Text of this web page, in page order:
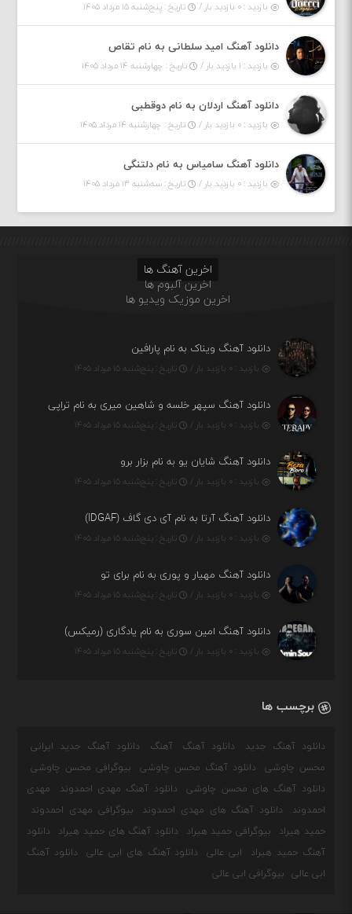
بازدید : ۰ بازدید بار / تاریخ : پنج‌شنبه ۱۵ مرداد ۱۴۰۵
دانلود آهنگ امید سلطانی به نام تقاص
بازدید : ۱ بازدید بار / تاریخ : چهارشنبه ۱۴ مرداد ۱۴۰۵
دانلود آهنگ اردلان به نام دوقطبی
بازدید : ۰ بازدید بار / تاریخ : چهارشنبه ۱۴ مرداد ۱۴۰۵
دانلود آهنگ سامیاس به نام دلتنگی
بازدید : ۰ بازدید بار / تاریخ : سه‌شنبه ۱۳ مرداد ۱۴۰۵
اخرین آهنگ ها
اخرین آلبوم ها
اخرین موزیک ویدیو ها
دانلود آهنگ ویناک به نام پارافین
بازدید : ۰ بازدید بار / تاریخ : پنج‌شنبه ۱۵ مرداد ۱۴۰۵
دانلود آهنگ سپهر خلسه و شاهین میری به نام تراپی
بازدید : ۰ بازدید بار / تاریخ : پنج‌شنبه ۱۵ مرداد ۱۴۰۵
دانلود آهنگ شایان یو به نام بزار برو
بازدید : ۰ بازدید بار / تاریخ : پنج‌شنبه ۱۵ مرداد ۱۴۰۵
دانلود آهنگ آرتا به نام آی دی گاف (IDGAF)
بازدید : ۰ بازدید بار / تاریخ : پنج‌شنبه ۱۵ مرداد ۱۴۰۵
دانلود آهنگ مهیار و پوری به نام برای تو
بازدید : ۰ بازدید بار / تاریخ : پنج‌شنبه ۱۵ مرداد ۱۴۰۵
دانلود آهنگ امین سوری به نام یادگاری (رمیکس)
بازدید : ۰ بازدید بار / تاریخ : پنج‌شنبه ۱۵ مرداد ۱۴۰۵
برچسب ها
دانلود آهنگ جدید دانلود آهنگ آهنگ
دانلود آهنگ جدید ایرانی
محسن چاوشی
دانلود آهنگ محسن چاوشی
بیوگرافی محسن چاوشی
دانلود آهنگ های محسن چاوشی
دانلود آهنگ مهدی احمدوند
مهدی
احمدوند
دانلود آهنگ های مهدی احمدوند
بیوگرافی مهدی احمدوند
حمید هیراد
بیوگرافی حمید هیراد دانلود آهنگ های حمید هیراد
دانلود
آهنگ حمید هیراد
ابی عالی دانلود آهنگ های ابی عالی
دانلود آهنگ
ابی عالی
بیوگرافی ابی عالی